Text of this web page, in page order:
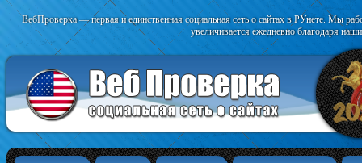
ВебПроверка — первая и единственная социальная сеть о сайтах в РУнете. Мы
увеличивается ежедневно благодаря